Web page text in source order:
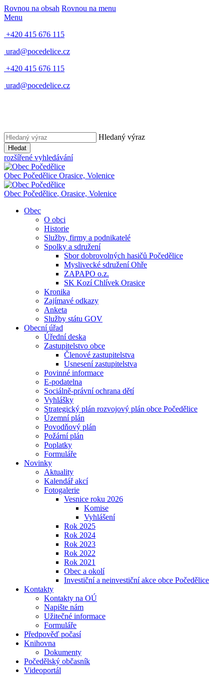
Rovnou na obsah Rovnou na menu
Menu
+420 415 676 115
urad@pocedelice.cz
+420 415 676 115
urad@pocedelice.cz
Hledaný výraz
Hledat
rozšířené vyhledávání
Obec Počedělice Orasice, Volenice
Obec Počedělice, Orasice, Volenice
Obec
O obci
Historie
Služby, firmy a podnikatelé
Spolky a sdružení
Sbor dobrovolných hasičů Počedělice
Myslivecké sdružení Ohře
ZAPAPO o.z.
SK Kozí Chlívek Orasice
Kronika
Zajímavé odkazy
Anketa
Služby státu GOV
Obecní úřad
Úřední deska
Zastupitelstvo obce
Členové zastupitelstva
Usnesení zastupitelstva
Povinné informace
E-podatelna
Sociálně-právní ochrana dětí
Vyhlášky
Strategický plán rozvojový plán obce Počedělice
Územní plán
Povodňový plán
Požární plán
Poplatky
Formuláře
Novinky
Aktuality
Kalendář akcí
Fotogalerie
Vesnice roku 2026
Komise
Vyhlášení
Rok 2025
Rok 2024
Rok 2023
Rok 2022
Rok 2021
Obec a okolí
Investiční a neinvestiční akce obce Počedělice
Kontakty
Kontakty na OÚ
Napište nám
Užitečné informace
Formuláře
Předpověď počasí
Knihovna
Dokumenty
Počedělský občasník
Videoportál